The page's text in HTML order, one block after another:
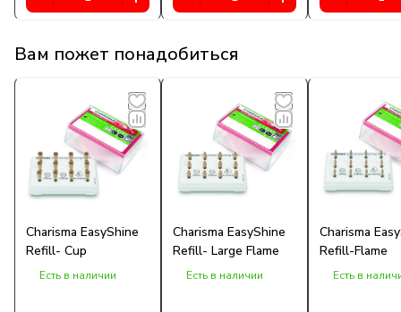
Вам пожет понадобиться
Charisma EasyShine
Refill- Cup
Есть в наличии
Charisma EasyShine
Refill- Large Flame
Есть в наличии
Charisma
Refill-Flame
Есть в